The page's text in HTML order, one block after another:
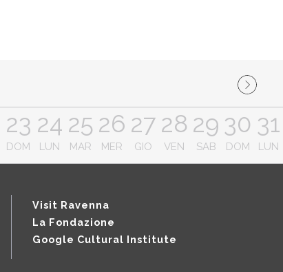
23
DOM
24
LUN
25
MAR
26
MER
27
GIO
28
VEN
29
SAB
30
DOM
31
LUN
Visit Ravenna
La Fondazione
Google Cultural Institute